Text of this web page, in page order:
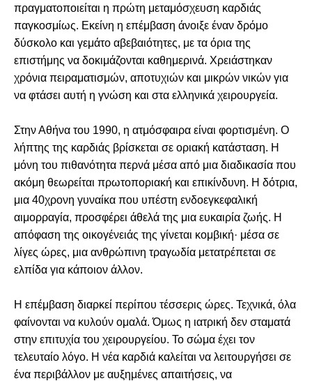
πραγματοποιείται η πρώτη μεταμόσχευση καρδιάς
παγκοσμίως. Εκείνη η επέμβαση άνοιξε έναν δρόμο
δύσκολο και γεμάτο αβεβαιότητες, με τα όρια της
επιστήμης να δοκιμάζονται καθημερινά. Χρειάστηκαν
χρόνια πειραματισμών, αποτυχιών και μικρών νικών για
να φτάσει αυτή η γνώση και στα ελληνικά χειρουργεία.
Στην Αθήνα του 1990, η ατμόσφαιρα είναι φορτισμένη. Ο
λήπτης της καρδιάς βρίσκεται σε οριακή κατάσταση. Η
μόνη του πιθανότητα περνά μέσα από μια διαδικασία που
ακόμη θεωρείται πρωτοποριακή και επικίνδυνη. Η δότρια,
μια 40χρονη γυναίκα που υπέστη ενδοεγκεφαλική
αιμορραγία, προσφέρει άθελά της μια ευκαιρία ζωής. Η
απόφαση της οικογένειάς της γίνεται κομβική· μέσα σε
λίγες ώρες, μια ανθρώπινη τραγωδία μετατρέπεται σε
ελπίδα για κάποιον άλλον.
Η επέμβαση διαρκεί περίπου τέσσερις ώρες. Τεχνικά, όλα
φαίνονται να κυλούν ομαλά. Όμως η ιατρική δεν σταματά
στην επιτυχία του χειρουργείου. Το σώμα έχει τον
τελευταίο λόγο. Η νέα καρδιά καλείται να λειτουργήσει σε
ένα περιβάλλον με αυξημένες απαιτήσεις, να